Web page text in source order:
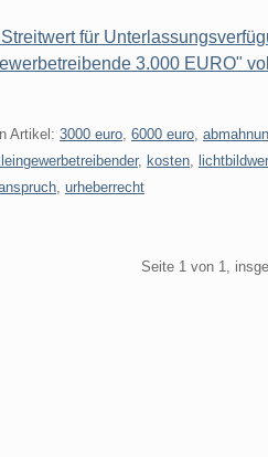
für
3.000 EURO"
Artikel: 3000 euro 6000 euro
, kosten
urheberrecht
Seite 1 von 1,